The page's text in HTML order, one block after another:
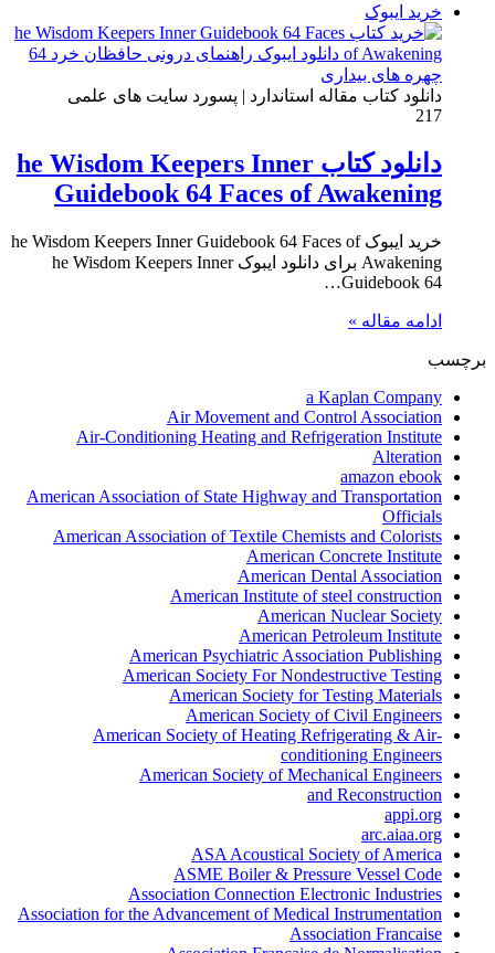
خرید ایبوک
دانلود کتاب مقاله استاندارد | پسورد سایت های علمی
217
دانلود کتاب he Wisdom Keepers Inner
Guidebook 64 Faces of Awakening
خرید ایبوک he Wisdom Keepers Inner Guidebook 64 Faces of
Awakening برای دانلود ایبوک he Wisdom Keepers Inner
Guidebook 64…
ادامه مقاله »
برچسب
a Kaplan Company
Air Movement and Control Association
Air-Conditioning Heating and Refrigeration Institute
Alteration
amazon ebook
American Association of State Highway and Transportation
Officials
American Association of Textile Chemists and Colorists
American Concrete Institute
American Dental Association
American Institute of steel construction
American Nuclear Society
American Petroleum Institute
American Psychiatric Association Publishing
American Society For Nondestructive Testing
American Society for Testing Materials
American Society of Civil Engineers
American Society of Heating Refrigerating & Air-
conditioning Engineers
American Society of Mechanical Engineers
and Reconstruction
appi.org
arc.aiaa.org
ASA Acoustical Society of America
ASME Boiler & Pressure Vessel Code
Association Connection Electronic Industries
Association for the Advancement of Medical Instrumentation
Association Francaise